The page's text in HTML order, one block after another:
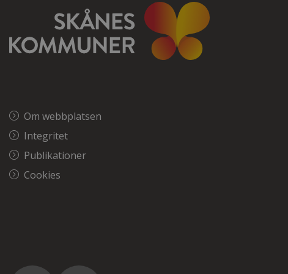
Om webbplatsen
Integritet
Publikationer
Cookies